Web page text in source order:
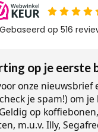
op je eerste
onze nieuwsbrief
je spam!) om
op
m.u.v. Illy,